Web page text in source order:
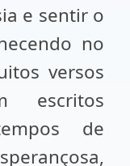
e sentir o
no
versos
escritos
de